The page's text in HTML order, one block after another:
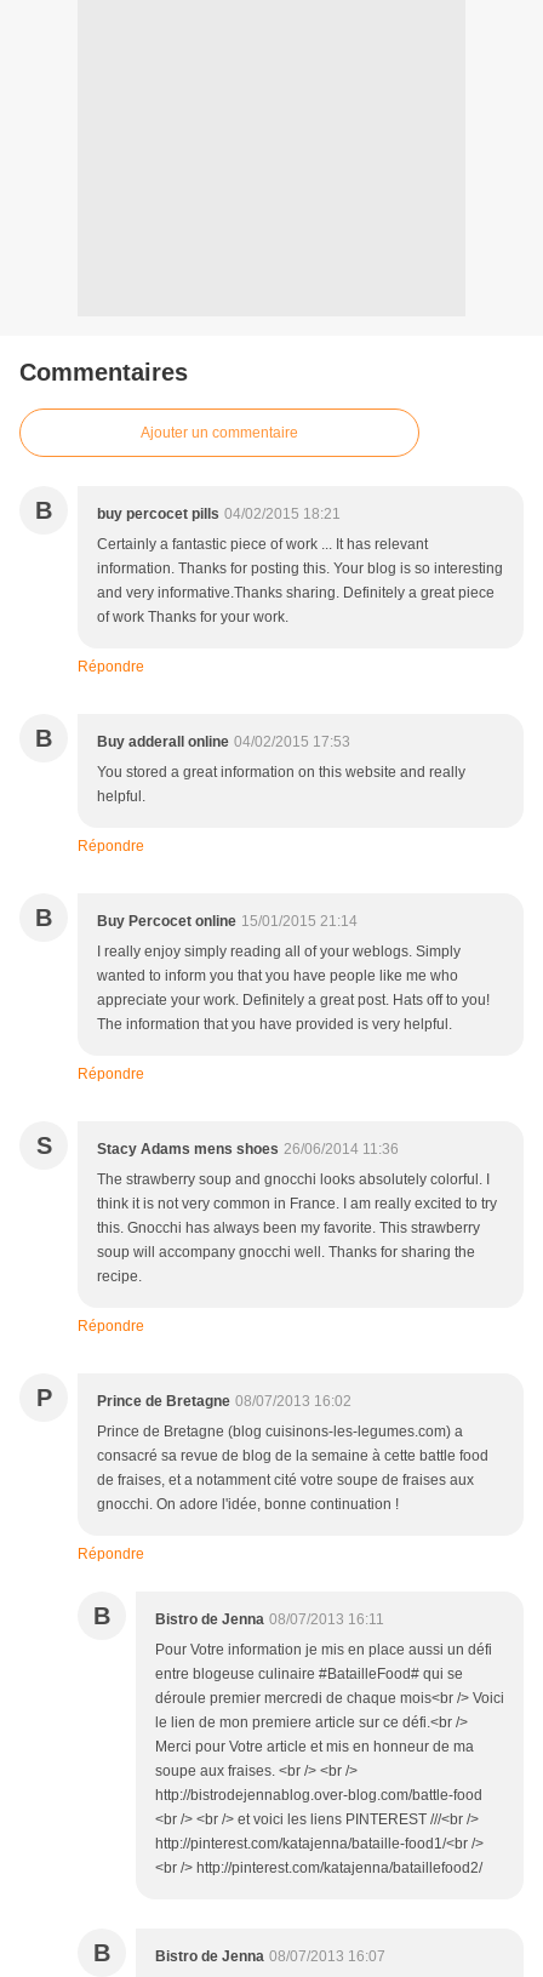
Commentaires
Ajouter un commentaire
B buy percocet pills 04/02/2015 18:21
Certainly a fantastic piece of work ... It has relevant
information. Thanks for posting this. Your blog is so interesting
and very informative.Thanks sharing. Definitely a great piece
of work Thanks for your work.
Répondre
B Buy adderall online 04/02/2015 17:53
You stored a great information on this website and really
helpful.
Répondre
B Buy Percocet online 15/01/2015 21:14
I really enjoy simply reading all of your weblogs. Simply
wanted to inform you that you have people like me who
appreciate your work. Definitely a great post. Hats off to you!
The information that you have provided is very helpful.
Répondre
S Stacy Adams mens shoes 26/06/2014 11:36
The strawberry soup and gnocchi looks absolutely colorful. I
think it is not very common in France. I am really excited to try
this. Gnocchi has always been my favorite. This strawberry
soup will accompany gnocchi well. Thanks for sharing the
recipe.
Répondre
P Prince de Bretagne 08/07/2013 16:02
Prince de Bretagne (blog cuisinons-les-legumes.com) a
consacré sa revue de blog de la semaine à cette battle food
de fraises, et a notamment cité votre soupe de fraises aux
gnocchi. On adore l'idée, bonne continuation !
Répondre
B Bistro de Jenna 08/07/2013 16:11
Pour Votre information je mis en place aussi un défi
entre blogeuse culinaire #BatailleFood# qui se
déroule premier mercredi de chaque mois<br /> Voici
le lien de mon premiere article sur ce défi.<br />
Merci pour Votre article et mis en honneur de ma
soupe aux fraises. <br /> <br />
http://bistrodejennablog.over-blog.com/battle-food
<br /> <br /> et voici les liens PINTEREST ///<br />
http://pinterest.com/katajenna/bataille-food1/<br />
<br /> http://pinterest.com/katajenna/bataillefood2/
B Bistro de Jenna 08/07/2013 16:07